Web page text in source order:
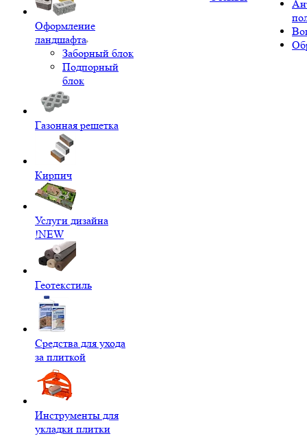
Оформление
ландшафта
Заборный блок
Подпорный
блок
Газонная решетка
Кирпич
Услуги дизайна
!NEW
Геотекстиль
Средства для ухода
за плиткой
Инструменты для
укладки плитки